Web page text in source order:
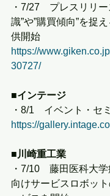
・7/27　プレスリリ
識”や”購買傾向”を捉
供開始
https://
30727/
■インテージ
・8/1　イベント・セ
https://
■川崎重工業
・7/10　藤田医科大
向けサービスロボッ